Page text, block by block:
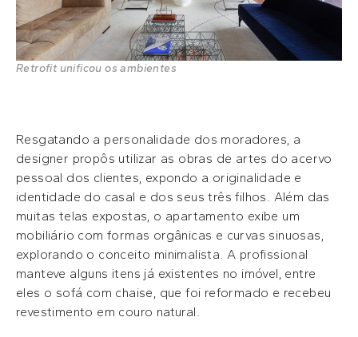
Retrofit unificou os ambientes
Resgatando a personalidade dos moradores, a
designer propôs utilizar as obras de artes do acervo
pessoal dos clientes, expondo a originalidade e
identidade do casal e dos seus três filhos. Além das
muitas telas expostas, o apartamento exibe um
mobiliário com formas orgânicas e curvas sinuosas,
explorando o conceito minimalista. A profissional
manteve alguns itens já existentes no imóvel, entre
eles o sofá com chaise, que foi reformado e recebeu
revestimento em couro natural.